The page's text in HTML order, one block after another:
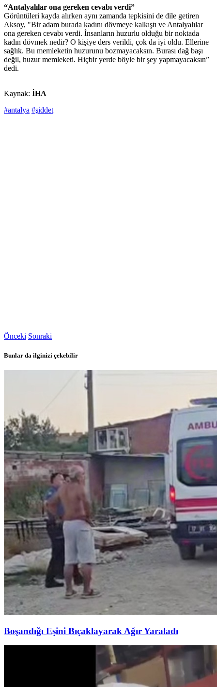
“Antalyalılar ona gereken cevabı verdi”
Görüntüleri kayda alırken aynı zamanda tepkisini de dile getiren
Aksoy, "Bir adam burada kadını dövmeye kalkıştı ve Antalyalılar
ona gereken cevabı verdi. İnsanların huzurlu olduğu bir noktada
kadın dövmek nedir? O kişiye ders verildi, çok da iyi oldu. Ellerine
sağlık. Bu memleketin huzurunu bozmayacaksın. Burası dağ başı
değil, huzur memleketi. Hiçbir yerde böyle bir şey yapmayacaksın”
dedi.
Kaynak: İHA
#antalya #şiddet
Önceki Sonraki
Bunlar da ilginizi çekebilir
Boşandığı Eşini Bıçaklayarak Ağır Yaraladı